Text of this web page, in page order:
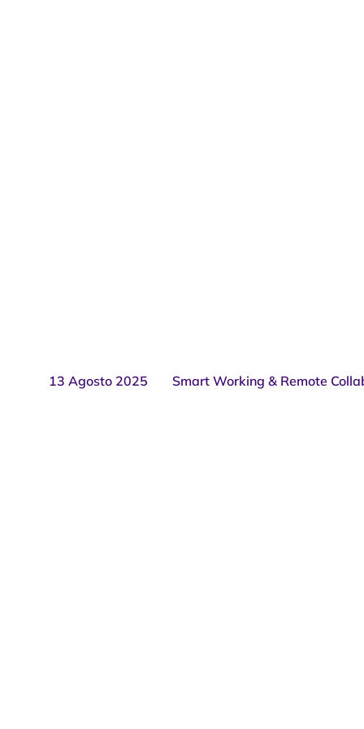
13 Agosto 2025 Smart Working & Remote